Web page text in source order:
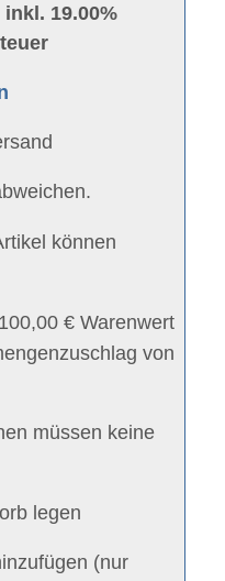
19.00%
können
€ Warenwert
von
müssen keine
legen
(nur